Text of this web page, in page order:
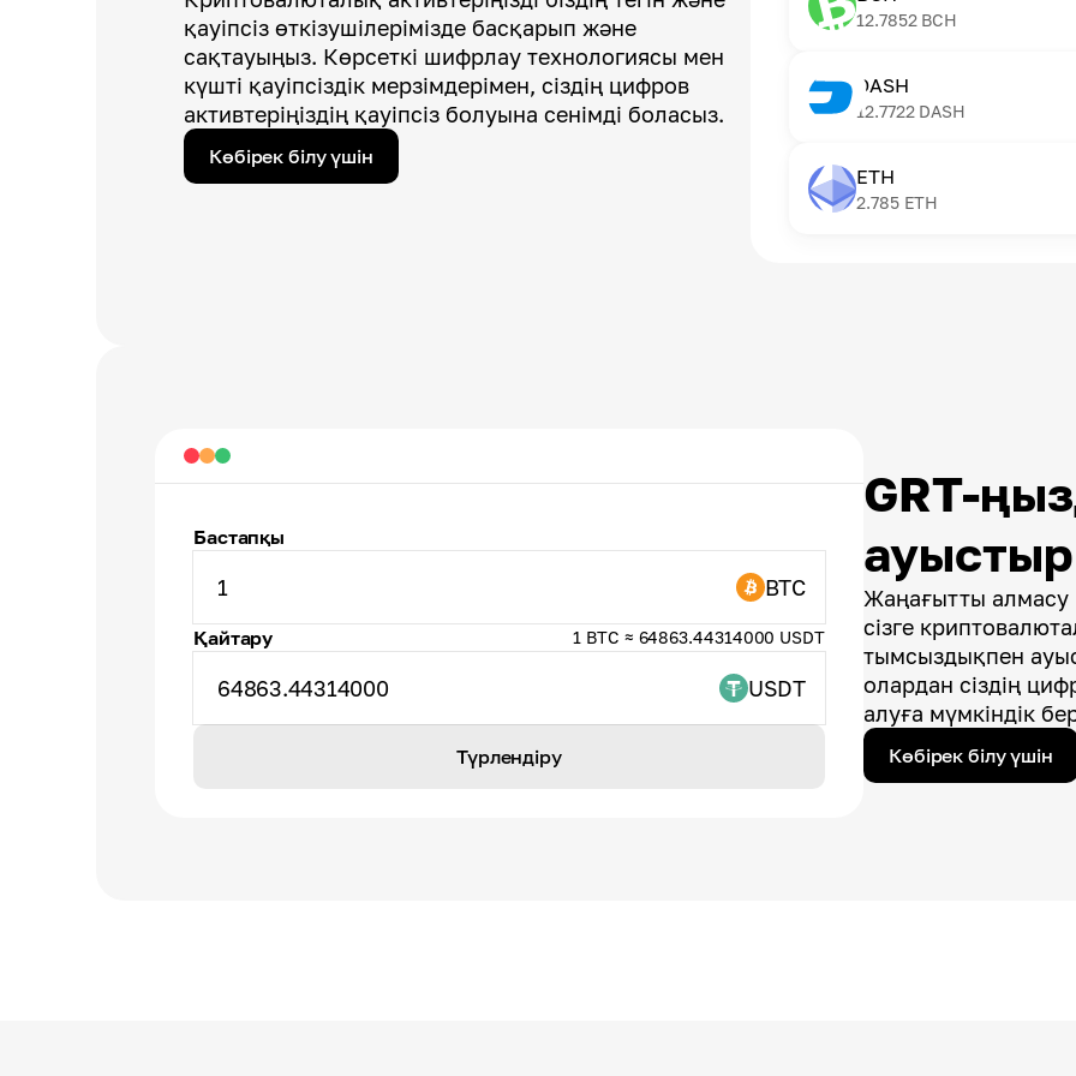
қауіпсіз өткізушілерімізде басқарып және
сақтауыңыз. Көрсеткі шифрлау технологиясы мен
күшті қауіпсіздік мерзімдерімен, сіздің цифров
активтеріңіздің қауіпсіз болуына сенімді боласыз.
Көбірек білу үшін
12.7852 BCH
DASH
12.7722 DASH
ETH
2.785 ETH
GRT-
Жаңағытты алмасу
сізге
тымсыздықпен
олардан сіздің
алуға мүмкіндік
Көбірек білу үшін
Бастапқы
1 BTC
Қайтару 1 BTC ≈ 64863.44314000 USDT
64863.44314000 USDT
Түрлендіру